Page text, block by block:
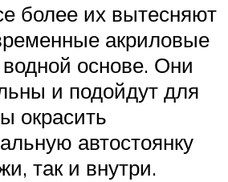
более их вытесняют
акриловые
водной основе. Они
и подойдут для
окрасить
автостоянку
так и внутри.